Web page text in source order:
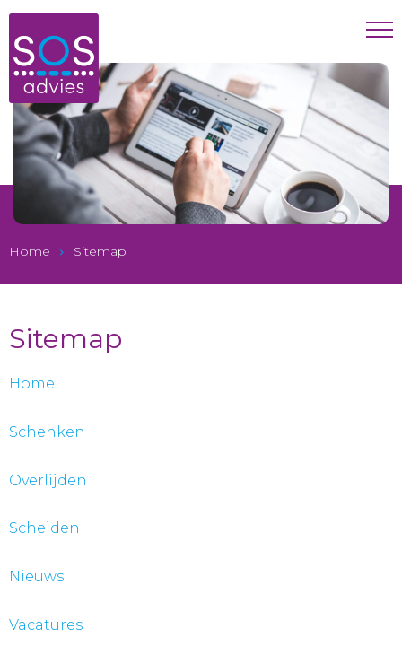
Home Sitemap
Sitemap
Home
Schenken
Overlijden
Scheiden
Nieuws
Vacatures